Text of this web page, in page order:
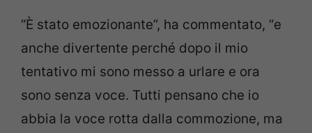
“È stato emozionante”, ha commentato, “e
anche divertente perché dopo il mio
tentativo mi sono messo a urlare e ora
sono senza voce. Tutti pensano che io
abbia la voce rotta dalla commozione, ma